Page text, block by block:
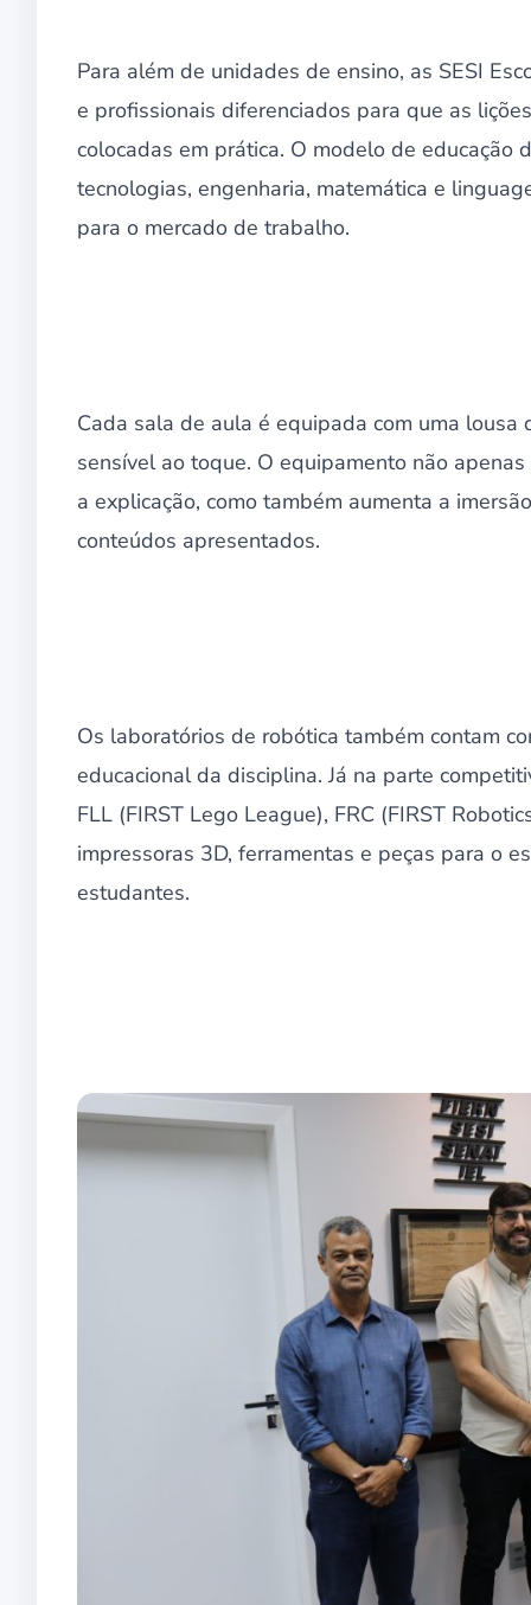
Para além de unidades de ensino, as SESI
e profissionais diferenciados para que as
colocadas em prática. O modelo de educação
tecnologias, engenharia, matemática e
para o mercado de trabalho.
Cada sala de aula é equipada com uma
sensível ao toque. O equipamento não
a explicação, como também aumenta a
conteúdos apresentados.
Os laboratórios de robótica também contam
educacional da disciplina. Já na parte
FLL (FIRST Lego League), FRC (FIRST
impressoras 3D, ferramentas e peças para o
estudantes.